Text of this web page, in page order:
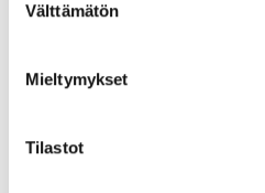
valinta
Välttämätön
Mieltymykset
Tilastot
Paimio-tieto
Tietoa Paimiosta